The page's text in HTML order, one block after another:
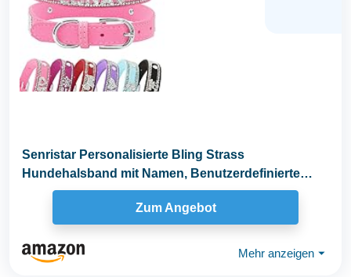
Senristar Personalisierte Bling Strass
Hundehalsband mit Namen, Benutzerdefinierte
Glitter Crystal...
Zum Angebot
Mehr anzeigen ⏷